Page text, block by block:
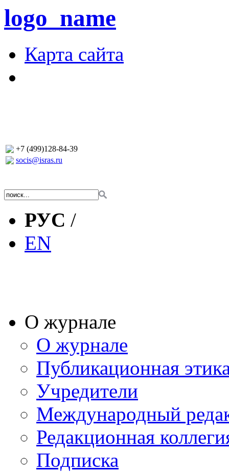
logo_name
Карта сайта
+7 (499)128-84-39
socis@isras.ru
РУС /
EN
О журнале
О журнале
Публикационная
Учредители
Международный
Редакционная
Подписка